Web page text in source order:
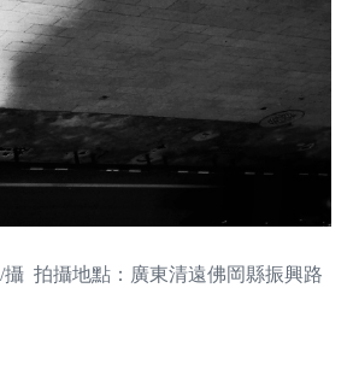
攝 拍攝地點：廣東清遠佛岡縣振興路